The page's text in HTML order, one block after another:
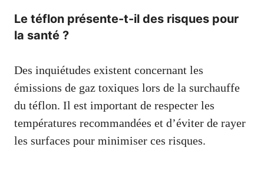
Le téflon présente-t-il des risques pour
la santé ?
Des inquiétudes existent concernant les
émissions de gaz toxiques lors de la surchauffe
du téflon. Il est important de respecter les
températures recommandées et d’éviter de rayer
les surfaces pour minimiser ces risques.